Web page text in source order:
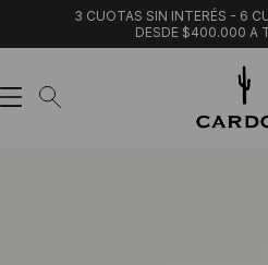
3 CUOTAS SIN INTERÉS - 6
DESDE $400.000 A